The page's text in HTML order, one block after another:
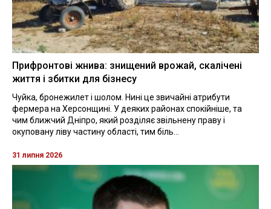
Прифронтові жнива: знищений врожай, скалічені
життя і збитки для бізнесу
Чуйка, бронежилет і шолом. Нині це звичайні атрибути
фермера на Херсонщині. У деяких районах спокійніше, та
чим ближчий Дніпро, який розділяє звільнену праву і
окуповану ліву частину області, тим біль...
31 липня 2026